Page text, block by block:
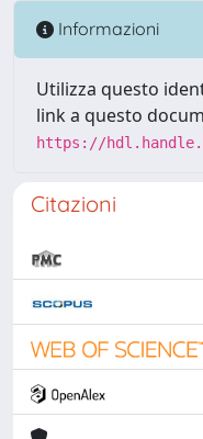
Informazioni
Utilizza questo
link a questo
https://
Citazioni